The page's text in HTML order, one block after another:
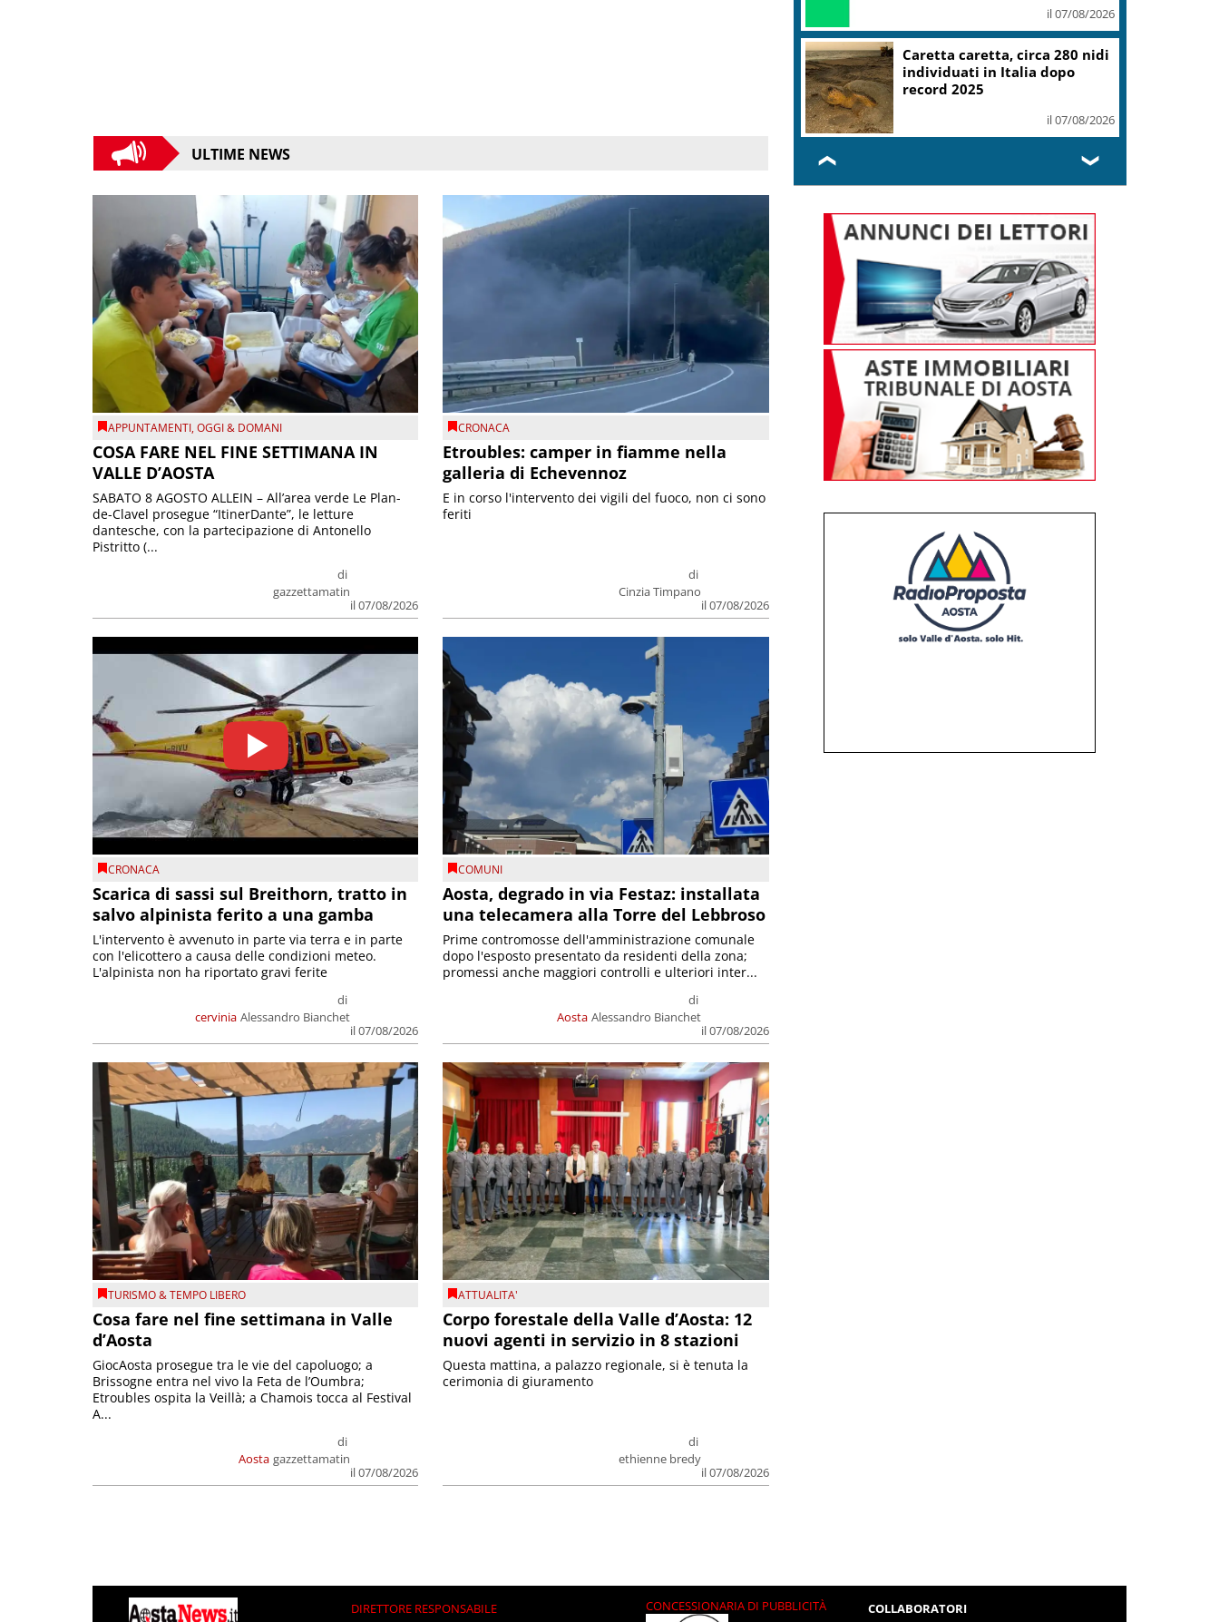
ULTIME NEWS
APPUNTAMENTI,OGGI & DOMANI
COSA FARE NEL FINE SETTIMANA IN
VALLE D’AOSTA
di
gazzettamatin
il 07/08/2026
SABATO 8 AGOSTO ALLEIN – All’area verde Le Plan-
de-Clavel prosegue “ItinerDante”, le letture
dantesche, con la partecipazione di Antonello
Pistritto (...
CRONACA
Etroubles: camper in fiamme nella
galleria di Echevennoz
di
Cinzia Timpano
il 07/08/2026
E in corso l'intervento dei vigili del fuoco, non ci sono
feriti
CRONACA
Scarica di sassi sul Breithorn, tratto in
salvo alpinista ferito a una gamba
cervinia
di
Alessandro Bianchet
il 07/08/2026
L'intervento è avvenuto in parte via terra e in parte
con l'elicottero a causa delle condizioni meteo.
L'alpinista non ha riportato gravi ferite
COMUNI
Aosta, degrado in via Festaz: installata
una telecamera alla Torre del Lebbroso
Aosta
di
Alessandro Bianchet
il 07/08/2026
Prime contromosse dell'amministrazione comunale
dopo l'esposto presentato da residenti della zona;
promessi anche maggiori controlli e ulteriori inter...
TURISMO & TEMPO LIBERO
Cosa fare nel fine settimana in Valle
d’Aosta
Aosta
di
gazzettamatin
il 07/08/2026
GiocAosta prosegue tra le vie del capoluogo; a
Brissogne entra nel vivo la Feta de l’Oumbra;
Etroubles ospita la Veillà; a Chamois tocca al Festival
A...
ATTUALITA'
Corpo forestale della Valle d’Aosta: 12
nuovi agenti in servizio in 8 stazioni
di
ethienne bredy
il 07/08/2026
Questa mattina, a palazzo regionale, si è tenuta la
cerimonia di giuramento
il 07/08/2026
Caretta caretta, circa 280 nidi
individuati in Italia dopo
record 2025
il 07/08/2026
❮ ❯
DIRETTORE RESPONSABILE
CONCESSIONARIA DI PUBBLICITÀ
COLLABORATORI